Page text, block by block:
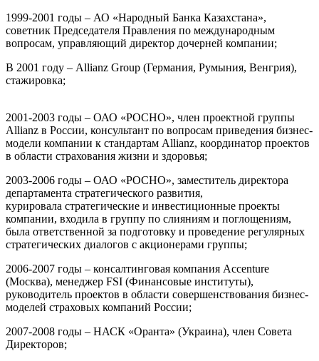
1999-2001 годы – АО «Народный Банка Казахстана»,
советник Председателя Правления по международным
вопросам, управляющий директор дочерней компании;
В 2001 году – Allianz Group (Германия, Румыния, Венгрия),
стажировка;
2001-2003 годы – ОАО «РОСНО», член проектной группы
Allianz в России, консультант по вопросам приведения бизнес-
модели компании к стандартам Allianz, координатор проектов
в области страхования жизни и здоровья;
2003-2006 годы – ОАО «РОСНО», заместитель директора
департамента стратегического развития,
курировала стратегические и инвестиционные проекты
компании, входила в группу по слияниям и поглощениям,
была ответственной за подготовку и проведение регулярных
стратегических диалогов с акционерами группы;
2006-2007 годы – консалтинговая компания Accenture
(Москва), менеджер FSI (Финансовые институты),
руководитель проектов в области совершенствования бизнес-
моделей страховых компаний России;
2007-2008 годы – НАСК «Оранта» (Украина), член Совета
Директоров;